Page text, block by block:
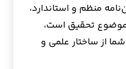
منظم و استاندارد،
موضوع تحقیق است،
از ساختار علمی و